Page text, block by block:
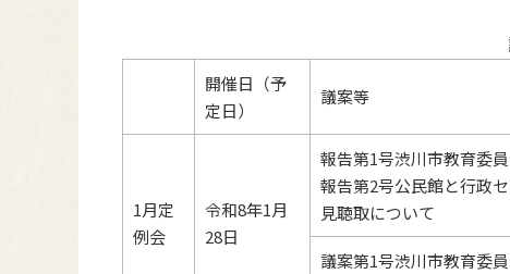
開催日（予
定日）
議案等
1月定
例会
令和8年1月
28日
報告第1号渋川市教育委
報告第2号公民館と行政
見聴取について
議案第1号渋川市教育委